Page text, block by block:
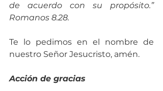
de acuerdo con su propósito.”
Romanos 8.28.
Te lo pedimos en el nombre de
nuestro Señor Jesucristo, amén.
Acción de gracias